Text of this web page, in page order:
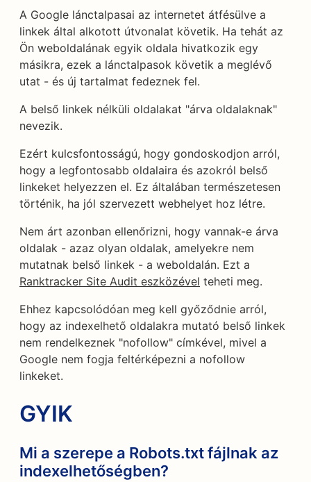
A Google lánctalpasai az internetet átfésülve a
linkek által alkotott útvonalat követik. Ha tehát az
Ön weboldalának egyik oldala hivatkozik egy
másikra, ezek a lánctalpasok követik a meglévő
utat - és új tartalmat fedeznek fel.
A belső linkek nélküli oldalakat "árva oldalaknak"
nevezik.
Ezért kulcsfontosságú, hogy gondoskodjon arról,
hogy a legfontosabb oldalaira és azokról belső
linkeket helyezzen el. Ez általában természetesen
történik, ha jól szervezett webhelyet hoz létre.
Nem árt azonban ellenőrizni, hogy vannak-e árva
oldalak - azaz olyan oldalak, amelyekre nem
mutatnak belső linkek - a weboldalán. Ezt a
Ranktracker Site Audit eszközével teheti meg.
Ehhez kapcsolódóan meg kell győződnie arról,
hogy az indexelhető oldalakra mutató belső linkek
nem rendelkeznek "nofollow" címkével, mivel a
Google nem fogja feltérképezni a nofollow
linkeket.
GYIK
Mi a szerepe a Robots.txt fájlnak az
indexelhetőségben?